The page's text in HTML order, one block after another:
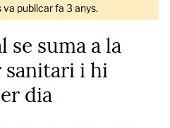
publicar fa 3 anys.
suma a la
sanitari i hi
dia